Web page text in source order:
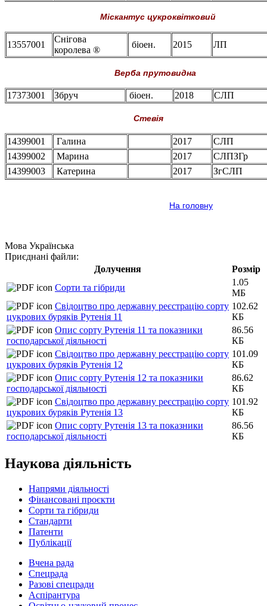
Міскантус цукроквітковий
13557001
Снігова
королева ®
біоен. 2015 ЛП
Верба прутовидна
17373001 Збруч біоен. 2018 СЛП
Стевія
14399001 Галина 2017
СЛП
14399002
Марина 2017
СЛПЗГр
14399003
Катерина 2017 ЗгСЛП
На головну
Мова Українська
Приєднані файли:
Долучення
Розмір
Сорти та гібриди
1.05
МБ
Свідоцтво про державну реєстрацію сорту
цукрових буряків Рутенія 11
102.62
КБ
Опис сорту Рутенія 11 та показники
господарської діяльності
86.56
КБ
Свідоцтво про державну реєстрацію сорту
цукрових буряків Рутенія 12
101.09
КБ
Опис сорту Рутенія 12 та показники
господарської діяльності
86.62
КБ
Свідоцтво про державну реєстрацію сорту
цукрових буряків Рутенія 13
101.92
КБ
Опис сорту Рутенія 13 та показники
господарської діяльності
86.56
КБ
Наукова діяльність
Напрями діяльності
Фінансовані проєкти
Сорти та гібриди
Стандарти
Патенти
Публікації
Вчена рада
Спецрада
Разові спецради
Аспірантура